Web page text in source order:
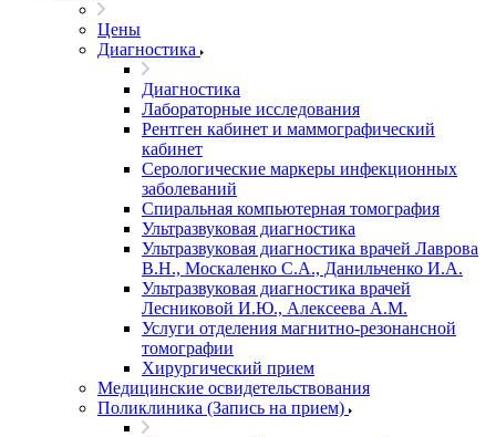
Цены
Диагностика
Диагностика
Лабораторные исследования
Рентген кабинет и маммографический
кабинет
Серологические маркеры инфекционных
заболеваний
Спиральная компьютерная томография
Ультразвуковая диагностика
Ультразвуковая диагностика врачей Лаврова
В.Н., Москаленко С.А., Данильченко И.А.
Ультразвуковая диагностика врачей
Лесниковой И.Ю., Алексеева А.М.
Услуги отделения магнитно-резонансной
томографии
Хирургический прием
Медицинские освидетельствования
Поликлиника (Запись на прием)